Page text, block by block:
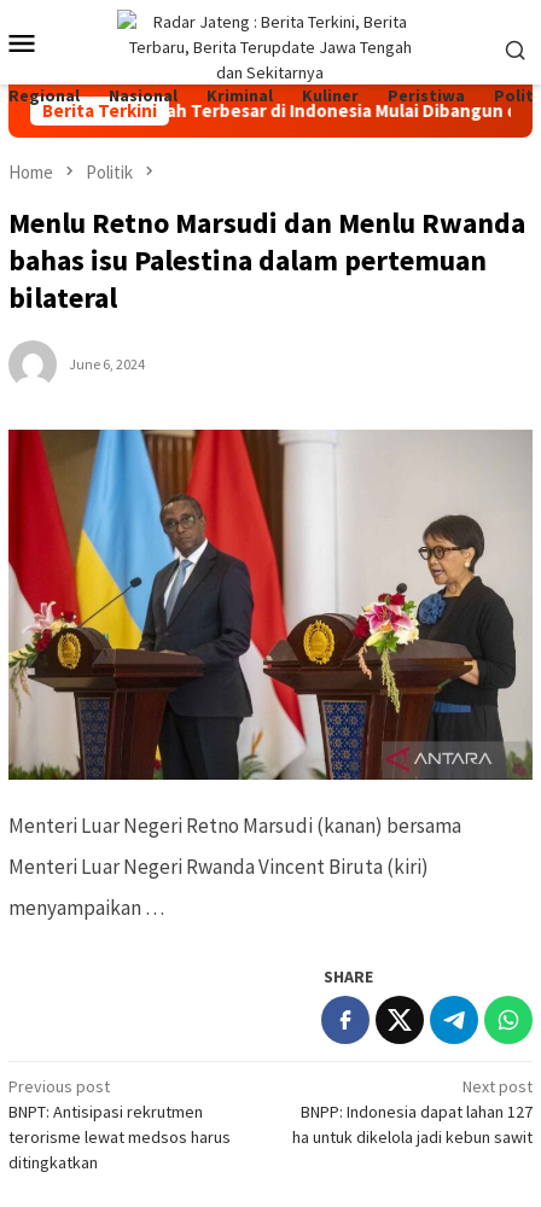
to
Mobile
Menu
Regional Nasional Kriminal Kuliner Peristiwa
Berita Terkini
Sapi Perah Terbesar di Indonesia Mulai Dibangun di
Home Politik
Menlu Retno Marsudi dan Menlu Rwanda
bahas isu Palestina dalam pertemuan
bilateral
June 6, 2024
Menteri Luar Negeri Retno Marsudi (kanan) bersama
Menteri Luar Negeri Rwanda Vincent Biruta (kiri)
menyampaikan …
SHARE
Post
navigation
Previous post
BNPT: Antisipasi rekrutmen
terorisme lewat medsos harus
ditingkatkan
Next post
BNPP: Indonesia dapat lahan 127
ha untuk dikelola jadi kebun sawit